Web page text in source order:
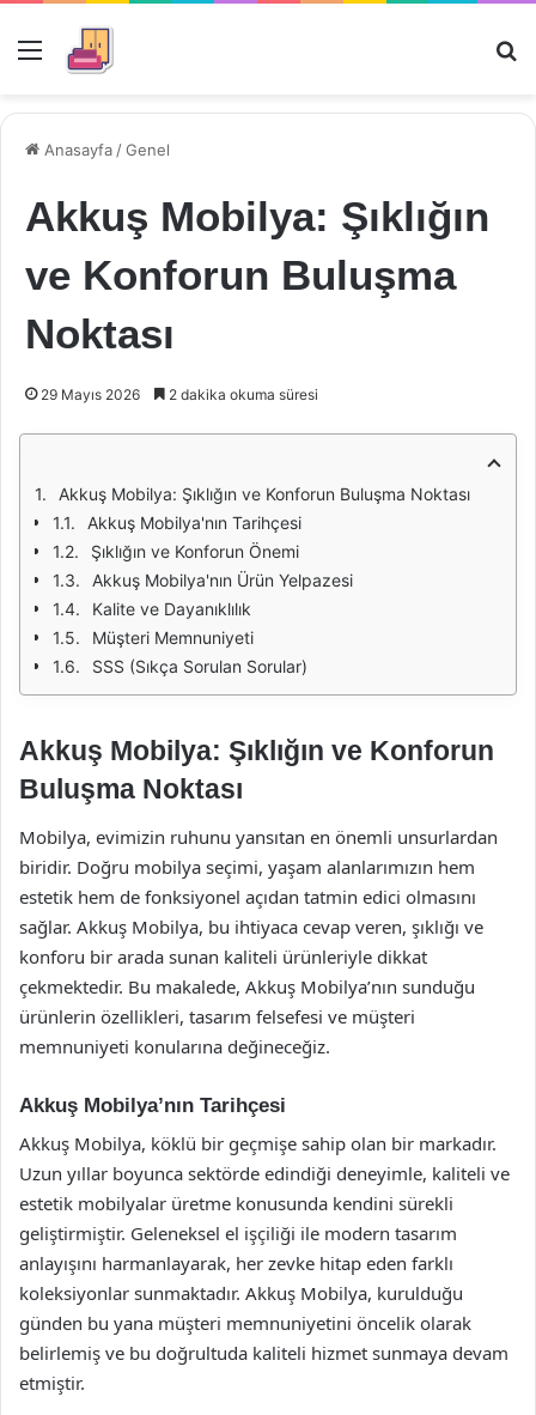
Menü
Anasayfa /Genel
Akkuş Mobilya: Şıklığın
ve Konforun Buluşma
Noktası
29 Mayıs 2026 2 dakika okuma süresi
Akkuş Mobilya: Şıklığın ve Konforun Buluşma Noktası
Akkuş Mobilya'nın Tarihçesi
Şıklığın ve Konforun Önemi
Akkuş Mobilya'nın Ürün Yelpazesi
Kalite ve Dayanıklılık
Müşteri Memnuniyeti
SSS (Sıkça Sorulan Sorular)
Akkuş Mobilya: Şıklığın ve Konforun
Buluşma Noktası
Mobilya, evimizin ruhunu yansıtan en önemli unsurlardan
biridir. Doğru mobilya seçimi, yaşam alanlarımızın hem
estetik hem de fonksiyonel açıdan tatmin edici olmasını
sağlar. Akkuş Mobilya, bu ihtiyaca cevap veren, şıklığı ve
konforu bir arada sunan kaliteli ürünleriyle dikkat
çekmektedir. Bu makalede, Akkuş Mobilya’nın sunduğu
ürünlerin özellikleri, tasarım felsefesi ve müşteri
memnuniyeti konularına değineceğiz.
Akkuş Mobilya’nın Tarihçesi
Akkuş Mobilya, köklü bir geçmişe sahip olan bir markadır.
Uzun yıllar boyunca sektörde edindiği deneyimle, kaliteli ve
estetik mobilyalar üretme konusunda kendini sürekli
geliştirmiştir. Geleneksel el işçiliği ile modern tasarım
anlayışını harmanlayarak, her zevke hitap eden farklı
koleksiyonlar sunmaktadır. Akkuş Mobilya, kurulduğu
günden bu yana müşteri memnuniyetini öncelik olarak
belirlemiş ve bu doğrultuda kaliteli hizmet sunmaya devam
etmiştir.